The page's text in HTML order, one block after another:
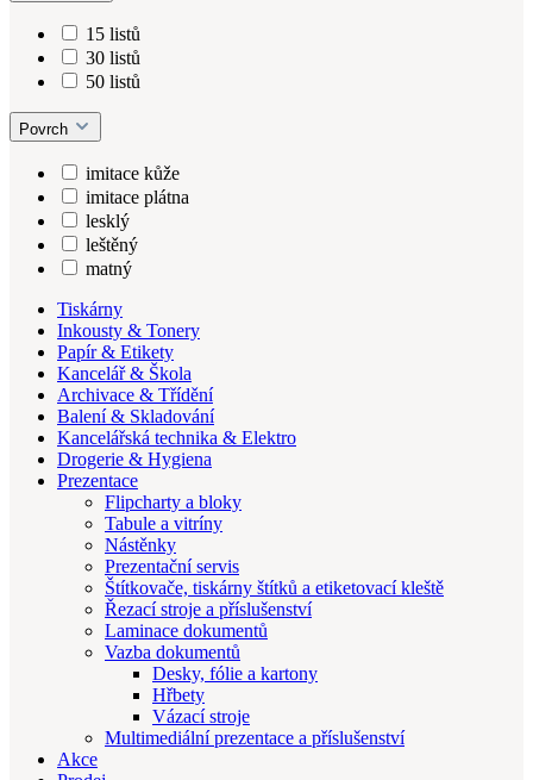
15 listů
30 listů
50 listů
Povrch
imitace kůže
imitace plátna
lesklý
leštěný
matný
Tiskárny
Inkousty & Tonery
Papír & Etikety
Kancelář & Škola
Archivace & Třídění
Balení & Skladování
Kancelářská technika & Elektro
Drogerie & Hygiena
Prezentace
Flipcharty a bloky
Tabule a vitríny
Nástěnky
Prezentační servis
Štítkovače, tiskárny štítků a etiketovací kleště
Řezací stroje a příslušenství
Laminace dokumentů
Vazba dokumentů
Desky, fólie a kartony
Hřbety
Vázací stroje
Multimediální prezentace a příslušenství
Akce